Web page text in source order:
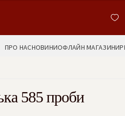
ПРО НАСНОВИНИОФЛАЙН МАГАЗИНИ
585 проби